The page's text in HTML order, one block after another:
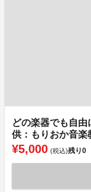
どの楽器でも自
供：もりおか音楽
¥5,000 (税込)残り0